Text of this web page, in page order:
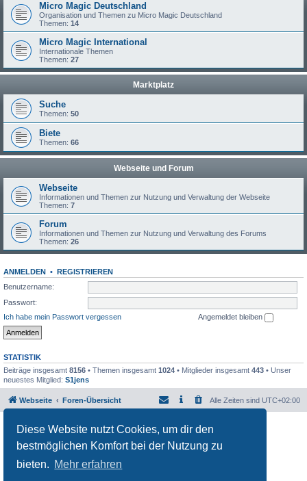
Diese Website nutzt Cookies, um dir den
bestmöglichen Komfort bei der Nutzung zu
bieten. Mehr erfahren
Micro Magic Deutschland
Organisation und Themen zu Micro Magic Deutschland
Themen: 14
Micro Magic International
Internationale Themen
Themen: 27
Marktplatz
Suche
Themen: 50
Biete
Themen: 66
Webseite und Forum
Webseite
Informationen und Themen zur Nutzung und Verwaltung der Webseite
Themen: 7
Forum
Informationen und Themen zur Nutzung und Verwaltung des Forums
Themen: 26
ANMELDEN •
REGISTRIEREN
Benutzername:
Passwort:
Ich habe mein Passwort vergessen
Angemeldet bleiben
STATISTIK
Beiträge insgesamt 8156 • Themen insgesamt 1024 • Mitglieder insgesamt 443 • Unser
neuestes Mitglied: S1jens
Webseite Foren-Übersicht Alle Zeiten sind UTC+02:00
Powered by phpBB
® Forum Software © phpBB Limited
Datenschutz|Nutzungsbedingungen